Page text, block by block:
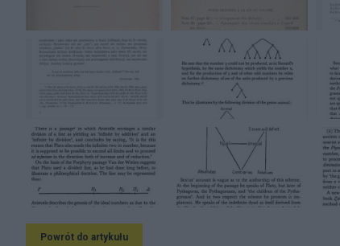
Powrót do artykułu